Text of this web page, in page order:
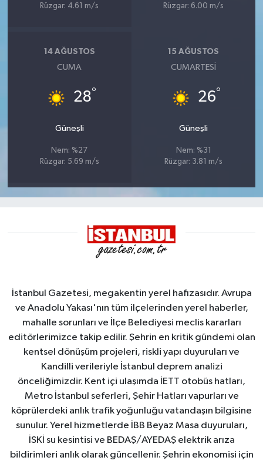
Rüzgar: 4.61 m/s
Rüzgar: 6.00 m/s
14 AĞUSTOS
CUMA
28°
Güneşli
Nem: %27
Rüzgar: 5.69 m/s
15 AĞUSTOS
CUMARTESI
26°
Güneşli
Nem: %31
Rüzgar: 3.81 m/s
İstanbul Gazetesi, megakentin yerel hafızasıdır. Avrupa
ve Anadolu Yakası'nın tüm ilçelerinden yerel haberler,
mahalle sorunları ve İlçe Belediyesi meclis kararları
editörlerimizce takip edilir. Şehrin en kritik gündemi olan
kentsel dönüşüm projeleri, riskli yapı duyuruları ve
Kandilli verileriyle İstanbul deprem analizi
önceliğimizdir. Kent içi ulaşımda İETT otobüs hatları,
Metro İstanbul seferleri, Şehir Hatları vapurları ve
köprülerdeki anlık trafik yoğunluğu vatandaşın bilgisine
sunulur. Yerel hizmetlerde İBB Beyaz Masa duyuruları,
İSKİ su kesintisi ve BEDAŞ/AYEDAŞ elektrik arıza
bildirimleri anlık olarak güncellenir. Şehrin ekonomisi için